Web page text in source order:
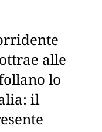
alle
lo
il